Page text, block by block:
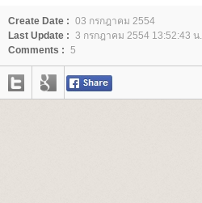
Create Date : 03 กรกฎาคม 2554
Last Update : 3 กรกฎาคม 2554 13:52:43 น.
Comments : 5